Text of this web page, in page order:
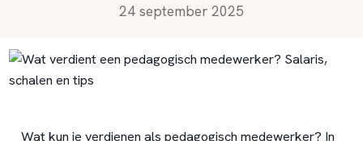
24 september 2025
Wat kun je verdienen als pedagogisch medewerker? In